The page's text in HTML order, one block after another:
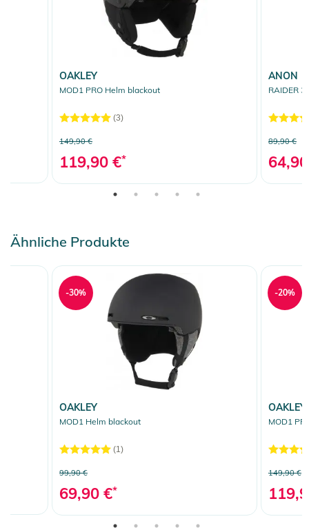
OAKLEY
MOD1 PRO Helm blackout
(3)
149,90 €
119,90 €*
ANON
RAIDER
89,90 €
Ähnliche Produkte
OAKLEY
MOD1 Helm blackout
(1)
99,90 €
69,90 €*
-30%
OAKLEY
MOD1
149,90 €
-20%